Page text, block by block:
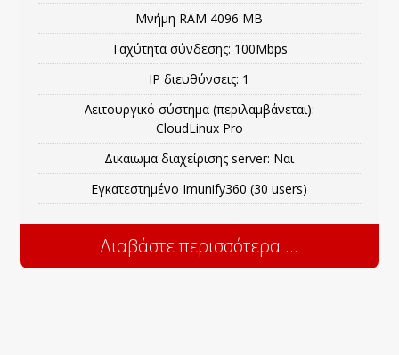
Μνήμη RΑΜ 4096 MB
Ταχύτητα σύνδεσης: 100Mbps
IP διευθύνσεις: 1
Λειτουργικό σύστημα (περιλαμβάνεται):
CloudLinux Pro
Δικαιωμα διαχείρισης server: Ναι
Εγκατεστημένο Imunify360 (30 users)
Διαβάστε περισσότερα ...